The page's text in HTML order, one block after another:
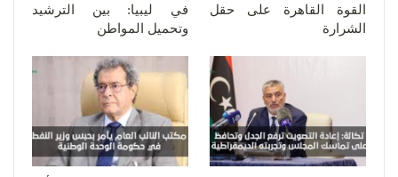
القوة القاهرة على حقل
الشرارة
في ليبيا: بين الترشيد
وتحميل المواطن